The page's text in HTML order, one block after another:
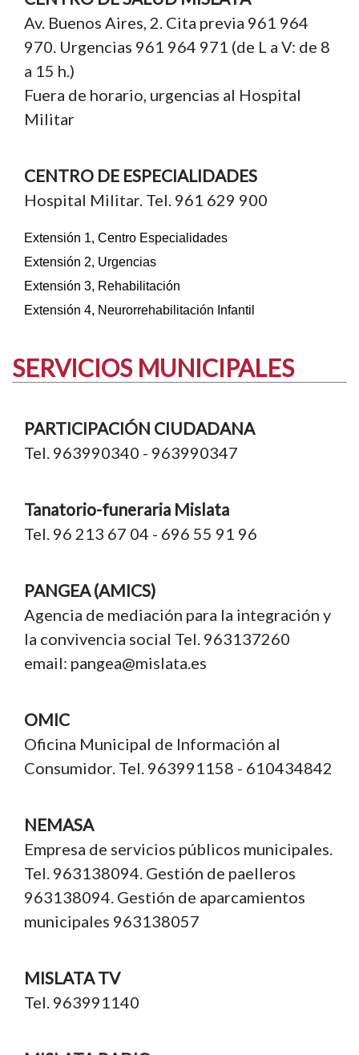
Av. Buenos Aires, 2. Cita previa 961 964
970. Urgencias 961 964 971 (de L a V: de 8
a 15 h.)
Fuera de horario, urgencias al Hospital
Militar
CENTRO DE ESPECIALIDADES
Hospital Militar. Tel. 961 629 900
Extensión 1, Centro Especialidades
Extensión 2, Urgencias
Extensión 3, Rehabilitación
Extensión 4, Neurorrehabilitación Infantil
SERVICIOS MUNICIPALES
PARTICIPACIÓN CIUDADANA
Tel. 963990340 - 963990347
Tanatorio-funeraria Mislata
Tel. 96 213 67 04 - 696 55 91 96
PANGEA (AMICS)
Agencia de mediación para la integración y
la convivencia social Tel. 963137260
email: pangea@mislata.es
OMIC
Oficina Municipal de Información al
Consumidor. Tel. 963991158 - 610434842
NEMASA
Empresa de servicios públicos municipales.
Tel. 963138094. Gestión de paelleros
963138094. Gestión de aparcamientos
municipales 963138057
MISLATA TV
Tel. 963991140